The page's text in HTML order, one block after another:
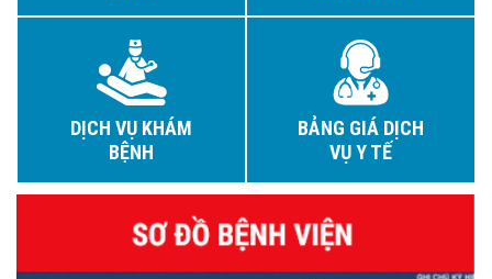
DỊCH VỤ KHÁM
BỆNH
BẢNG GIÁ DỊCH
VỤ Y TẾ